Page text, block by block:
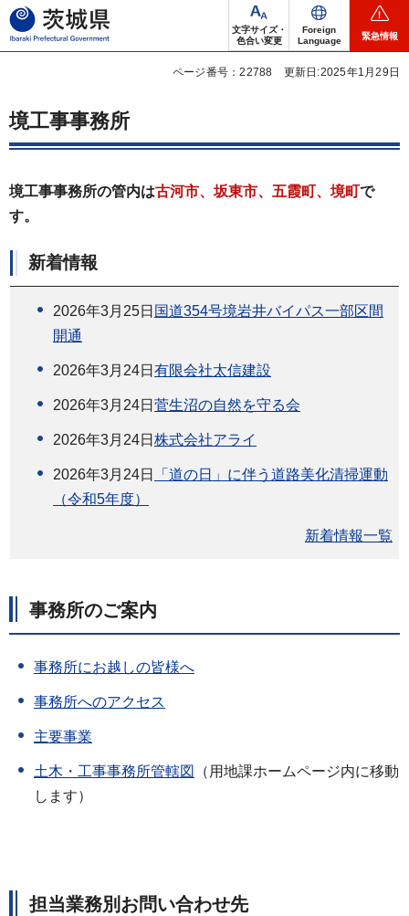
茨城県
文字サイズ・
色合い変更
Foreign
Language
緊急情報
ページ番号：22788 更新日:2025年1月29日
境工事事務所
境工事事務所の管内は古河市、坂東市、五霞町、境町で
す。
新着情報
2026年3月25日 国道354号境岩井バイパス一部区間
開通
2026年3月24日 有限会社太信建設
2026年3月24日 菅生沼の自然を守る会
2026年3月24日 株式会社アライ
2026年3月24日
「道の日」に伴う道路美化清掃運動
（令和5年度）
新着情報一覧
事務所のご案内
事務所にお越しの皆様へ
事務所へのアクセス
主要事業
土木・工事事務所管轄図
（用地課ホームページ内に移動
します）
担当業務別お問い合わせ先